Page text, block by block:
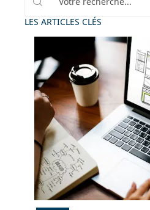
LES ARTICLES CLÉS